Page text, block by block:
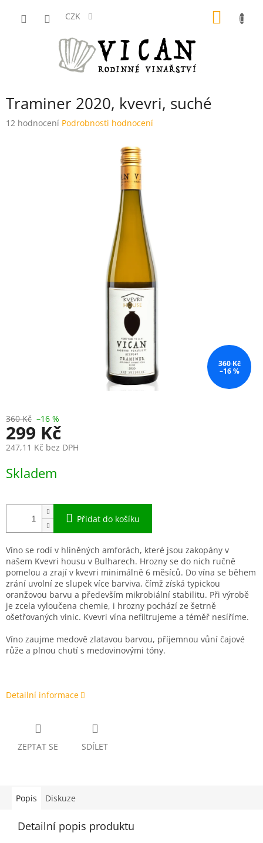
CZK
Traminer 2020, kvevri, suché
Průměrné
12 hodnocení Podrobnosti hodnocení
360 Kč
–16 %
360 Kč –16 %
299 Kč
247,11 Kč bez DPH
cena:
Skladem
Přidat do košíku
Víno se rodí v hliněných amforách, které jsou zakopány v
našem Kvevri housu v Bulharech. Hrozny se do nich ručně
pomelou a zrají v kvevri minimálně 6 měsíců. Do vína se během
zrání uvolní ze slupek více barviva, čímž získá typickou
oranžovou barvu a především mikrobiální stabilitu. Při výrobě
je zcela vyloučena chemie, i hrozny pochází ze šetrně
ošetřovaných vinic. Kvevri vína nefiltrujeme a téměř nesíříme.
Víno zaujme medově zlatavou barvou, příjemnou vůní čajové
růže a plnou chutí s medovinovými tóny.
Detailní informace
ZEPTAT SE SDÍLET
Popis Diskuze
Detailní popis produktu